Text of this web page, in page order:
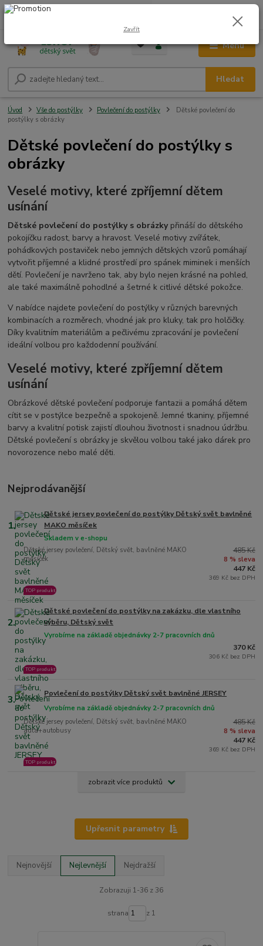
Menu
Hledat
+420 604 278 943 0,00 Kč
Úvod Vše do postýlky Povlečení do postýlky
Dětské povlečení do
postýlky s obrázky
Dětské povlečení do postýlky s
obrázky
Veselé motivy, které zpříjemní dětem
usínání
Dětské povlečení do postýlky s obrázkypřináší do dětského
pokojíčku radost, barvy a hravost. Veselé motivy zvířátek,
pohádkových postaviček nebo jemných dětských vzorů pomáhají
vytvořit příjemné a klidné prostředí pro spánek miminek i menších
dětí. Povlečení je navrženo tak, aby bylo nejen krásné na pohled,
ale také maximálně pohodlné a šetrné k citlivé dětské pokožce.
V nabídce najdete povlečení do postýlky v různých barevných
kombinacích a rozměrech, vhodné jak pro kluky, tak pro holčičky.
Díky kvalitním materiálům a pečlivému zpracování je povlečení
ideální volbou pro každodenní používání.
Veselé motivy, které zpříjemní dětem
usínání
Obrázkové dětské povlečení podporuje fantazii a pomáhá dětem
cítit se v postýlce bezpečně a spokojeně. Jemné tkaniny, příjemné
barvy a kvalitní potisk zajistí dlouhou životnost i snadnou údržbu.
Dětské povlečení s obrázky je skvělou volbou také jako dárek pro
novorozence nebo malé děti.
Nejprodávanější
1.
Dětské jersey povlečení do postýlky Dětský svět bavlněné
MAKO měsíček
Dětské jersey povlečení, Dětský svět, bavlněné MAKO
měsíček
Skladem v e-shopu
TOP produkt
485 Kč
8 % sleva
447 Kč
369 Kč bez DPH
2.
Dětské povlečení do postýlky na zakázku, dle vlastního
výběru, Dětský svět
Vyrobíme na základě objednávky 2-7 pracovních dnů
TOP produkt
370 Kč
306 Kč bez DPH
3. Povlečení do postýlky Dětský svět bavlněné JERSEY
Dětské jersey povlečení, Dětský svět, bavlněné MAKO
auta+autobusy
Vyrobíme na základě objednávky 2-7 pracovních dnů
TOP produkt
485 Kč
8 % sleva
447 Kč
369 Kč bez DPH
zobrazit více produktů
Upřesnit parametry
Nejnovější Nejlevnější Nejdražší
Zobrazuji 1-36 z 36
strana z 1
Zavřít